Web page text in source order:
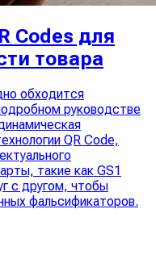
Codes для
товара
обходится
руководстве
QR Code,
такие как GS1
с другом, чтобы
фальсификаторов.